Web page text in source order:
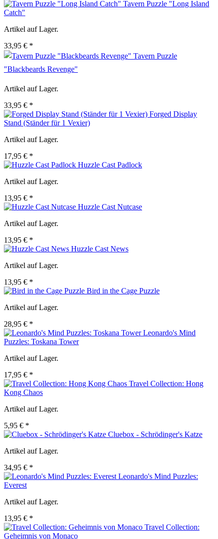
Tavern Puzzle "Long Island
Catch"
Artikel auf Lager.
33,95 € *
Tavern Puzzle
"Blackbeards Revenge"
Artikel auf Lager.
33,95 € *
Forged Display
Stand (Ständer für 1 Vexier)
Artikel auf Lager.
17,95 € *
Huzzle Cast Padlock
Artikel auf Lager.
13,95 € *
Huzzle Cast Nutcase
Artikel auf Lager.
13,95 € *
Huzzle Cast News
Artikel auf Lager.
13,95 € *
Bird in the Cage Puzzle
Artikel auf Lager.
28,95 € *
Leonardo's Mind
Puzzles: Toskana Tower
Artikel auf Lager.
17,95 € *
Travel Collection: Hong
Kong Chaos
Artikel auf Lager.
5,95 € *
Cluebox - Schrödinger's Katze
Artikel auf Lager.
34,95 € *
Leonardo's Mind Puzzles:
Everest
Artikel auf Lager.
13,95 € *
Travel Collection:
Geheimnis von Monaco